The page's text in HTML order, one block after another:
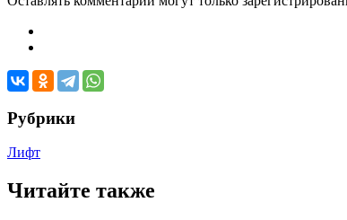
Рубрики
Лифт
Читайте также